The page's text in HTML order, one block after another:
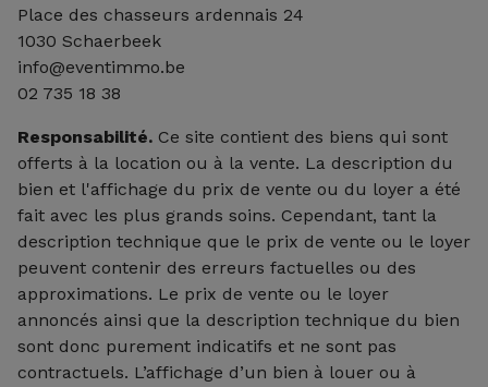
Place des chasseurs ardennais 24
1030 Schaerbeek
info@eventimmo.be
02 735 18 38
Responsabilité. Ce site contient des biens qui sont
offerts à la location ou à la vente. La description du
bien et l'affichage du prix de vente ou du loyer a été
fait avec les plus grands soins. Cependant, tant la
description technique que le prix de vente ou le loyer
peuvent contenir des erreurs factuelles ou des
approximations. Le prix de vente ou le loyer
annoncés ainsi que la description technique du bien
sont donc purement indicatifs et ne sont pas
contractuels. L’affichage d’un bien à louer ou à